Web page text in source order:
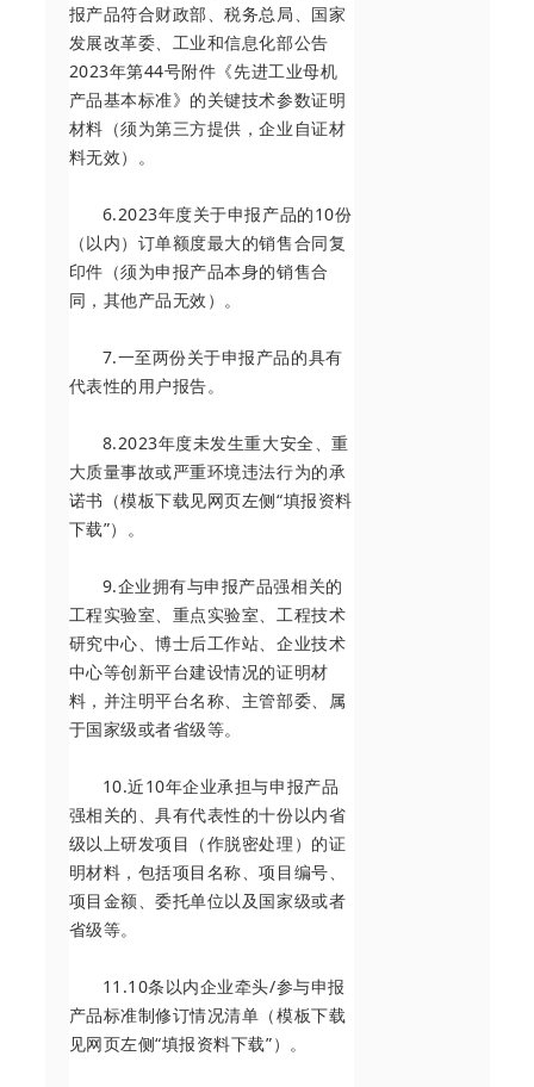
报产品符合财政部、税务总局、国家
发展改革委、工业和信息化部公告
2023年第44号附件《先进工业母机
产品基本标准》的关键技术参数证明
材料（须为第三方提供，企业自证材
料无效）。
6.2023年度关于申报产品的10份
（以内）订单额度最大的销售合同复
印件（须为申报产品本身的销售合
同，其他产品无效）。
7.一至两份关于申报产品的具有
代表性的用户报告。
8.2023年度未发生重大安全、重
大质量事故或严重环境违法行为的承
诺书（模板下载见网页左侧“填报资料
下载”）。
9.企业拥有与申报产品强相关的
工程实验室、重点实验室、工程技术
研究中心、博士后工作站、企业技术
中心等创新平台建设情况的证明材
料，并注明平台名称、主管部委、属
于国家级或者省级等。
10.近10年企业承担与申报产品
强相关的、具有代表性的十份以内省
级以上研发项目（作脱密处理）的证
明材料，包括项目名称、项目编号、
项目金额、委托单位以及国家级或者
省级等。
11.10条以内企业牵头/参与申报
产品标准制修订情况清单（模板下载
见网页左侧“填报资料下载”）。